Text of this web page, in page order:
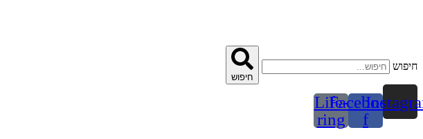
חיפוש
חיפוש
Facebook-
f
Life-
ring